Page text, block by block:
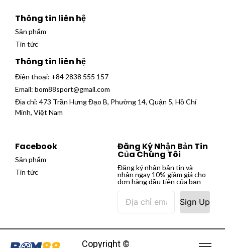
Thông tin liên hệ
Sản phẩm
Tin tức
Thông tin liên hệ
Điện thoại: +84 2838 555 157
Email: bom88sport@gmail.com
Địa chỉ: 473 Trần Hưng Đạo B, Phường 14, Quận 5, Hồ Chí
Minh, Việt Nam
Facebook
Sản phẩm
Tin tức
Đăng Ký Nhận Bản Tin
Của Chúng Tôi
Đăng ký nhận bản tin và
nhận ngay 10% giảm giá cho
đơn hàng đầu tiên của bạn
Sign Up
Copyright ©